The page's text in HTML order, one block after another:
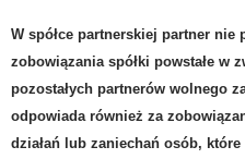
W spółce partnerskiej partner
zobowiązania spółki powstałe w
pozostałych partnerów wolnego
odpowiada również za
działań lub zaniechań osób,